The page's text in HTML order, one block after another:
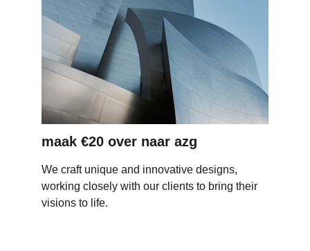
maak €20 over naar azg
We craft unique and innovative designs,
working closely with our clients to bring their
visions to life.